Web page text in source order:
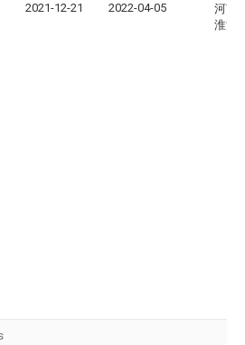
2021-12-21 2022-04-05
河南
淮河